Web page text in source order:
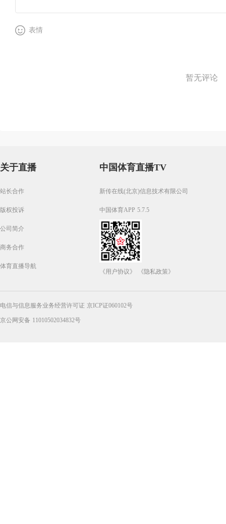
表情
暂无评论
关于直播
站长合作
版权投诉
公司简介
商务合作
体育直播导航
中国体育直播TV
新传在线(北京)信息技术有限公司
中国体育APP 5.7.5
《用户协议》 《隐私政策》
电信与信息服务业务经营许可证 京ICP证060102号
京公网安备 11010502034832号